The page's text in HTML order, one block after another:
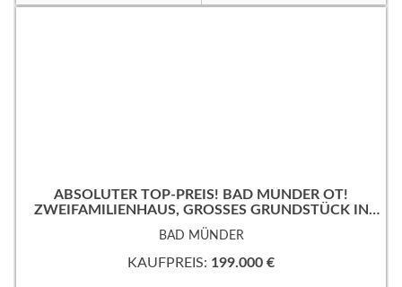
ABSOLUTER TOP-PREIS! BAD MÜNDER OT!
ZWEIFAMILIENHAUS, GROSSES GRUNDSTÜCK IN B
EVORZUGTER WOHNLAGE!
BAD MÜNDER
KAUFPREIS: 199.000 €